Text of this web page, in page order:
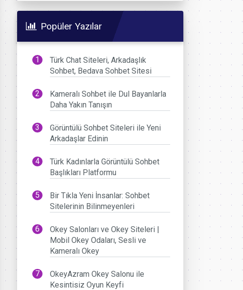
Popüler Yazılar
Türk Chat Siteleri, Arkadaşlık
Sohbet, Bedava Sohbet Sitesi
Kameralı Sohbet ile Dul Bayanlarla
Daha Yakın Tanışın
Görüntülü Sohbet Siteleri ile Yeni
Arkadaşlar Edinin
Türk Kadınlarla Görüntülü Sohbet
Başlıkları Platformu
Bir Tıkla Yeni İnsanlar: Sohbet
Sitelerinin Bilinmeyenleri
Okey Salonları ve Okey Siteleri |
Mobil Okey Odaları, Sesli ve
Kameralı Okey
OkeyAzram Okey Salonu ile
Kesintisiz Oyun Keyfi